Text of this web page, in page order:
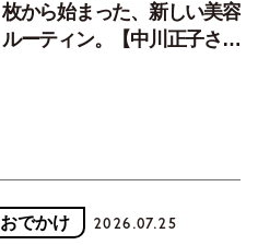
枚から始まった、新しい美容
ルーティン。【中川正子さん
おでかけ 2026.07.25